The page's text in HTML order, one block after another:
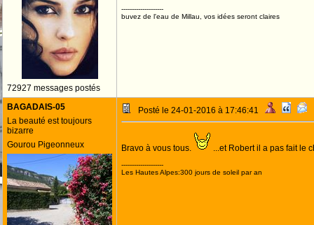
72927 messages postés
--------------------
buvez de l'eau de Millau, vos idées seront claires
BAGADAIS-05
La beauté est toujours
bizarre
Gourou Pigeonneux
Posté le 24-01-2016 à 17:46:41
Bravo à vous tous. ...et Robert il a pas fait le
--------------------
Les Hautes Alpes:300 jours de soleil par an